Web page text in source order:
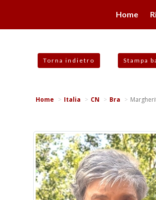
Home
Torna indietro Stampa
Home Italia CN Bra
la navigazione in altra